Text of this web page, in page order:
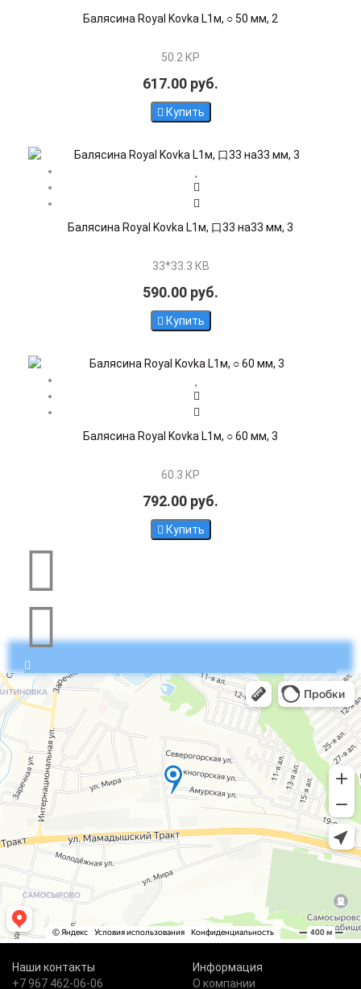
Балясина Royal Kovka L1м, ○ 50 мм, 2
50.2 КР
617.00 руб.
Купить
Балясина Royal Kovka L1м, 口33 на33 мм, 3
33*33.3 КВ
590.00 руб.
Купить
Балясина Royal Kovka L1м, ○ 60 мм, 3
60.3 КР
792.00 руб.
Купить
Наши контакты
+7 967 462-06-06
Информация
О компании